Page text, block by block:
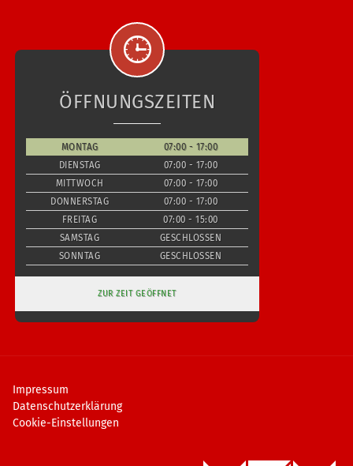
ÖFFNUNGSZEITEN
MONTAG
07:00 - 17:00
DIENSTAG
07:00 - 17:00
MITTWOCH
07:00 - 17:00
DONNERSTAG
07:00 - 17:00
FREITAG
07:00 - 15:00
SAMSTAG
GESCHLOSSEN
SONNTAG
GESCHLOSSEN
ZUR ZEIT GEÖFFNET
Impressum
Datenschutzerklärung
Cookie-Einstellungen